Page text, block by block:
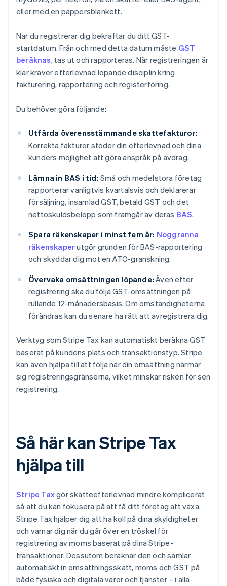
eller med en pappersblankett.
När du registrerar dig bekräftar du ditt GST-
startdatum. Från och med detta datum måste GST
beräknas, tas ut och rapporteras. När registreringen är
klar kräver efterlevnad löpande disciplin kring
fakturering, rapportering och registerföring.
Du behöver göra följande:
Utfärda överensstämmande skattefakturor:
Korrekta fakturor stöder din efterlevnad och dina
kunders möjlighet att göra anspråk på avdrag.
Lämna in BAS i tid: Små och medelstora företag
rapporterar vanligtvis kvartalsvis och deklarerar
försäljning, insamlad GST, betald GST och det
nettoskuldsbelopp som framgår av deras BAS.
Spara räkenskaper i minst fem år: Noggranna
räkenskaperutgör grunden för BAS-rapportering
och skyddar dig mot en ATO-granskning.
Övervaka omsättningen löpande: Även efter
registrering ska du följa GST-omsättningen på
rullande 12-månadersbasis. Om omständigheterna
förändras kan du senare ha rätt att avregistrera dig.
Verktyg som Stripe Tax kan automatiskt beräkna GST
baserat på kundens plats och transaktionstyp. Stripe
kan även hjälpa till att följa när din omsättning närmar
sig registreringsgränserna, vilket minskar risken för sen
registrering.
Så här kan Stripe Tax
hjälpa till
Stripe Taxgör skatteefterlevnad mindre komplicerat
så att du kan fokusera på att få ditt företag att växa.
Stripe Tax hjälper dig att ha koll på dina skyldigheter
och varnar dig när du går över en tröskel för
registrering av moms baserat på dina Stripe-
transaktioner. Dessutom beräknar den och samlar
automatiskt in omsättningsskatt, moms och GST på
både fysiska och digitala varor och tjänster – i alla